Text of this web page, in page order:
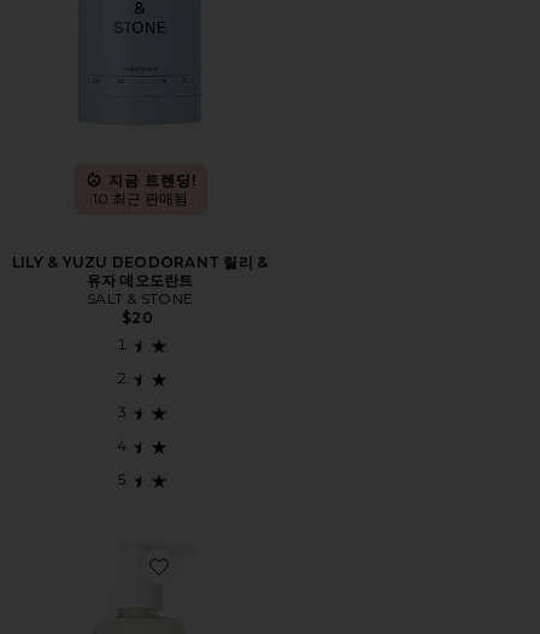
지금 트렌딩!
10 최근 판매됨
LILY & YUZU DEODORANT 릴리 &
유자 데오도란트
SALT & STONE
$20
Favorite ROSIE EVERYDAY BODY MILK 바디밀크